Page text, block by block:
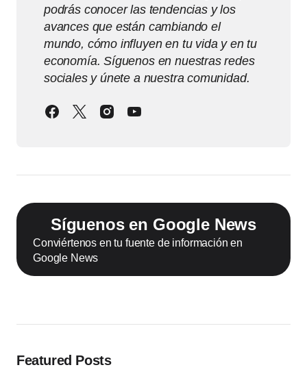
podrás conocer las tendencias y los
avances que están cambiando el
mundo, cómo influyen en tu vida y en tu
economía. Síguenos en nuestras redes
sociales y únete a nuestra comunidad.
Síguenos en Google News
Conviértenos en tu fuente de información en
Google News
Featured Posts